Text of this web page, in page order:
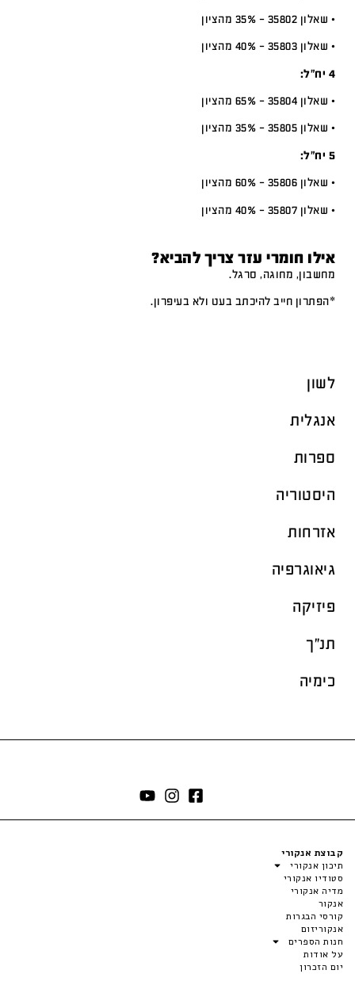
• שאלון 35802 – 35% מהציון
• שאלון 35803 – 40% מהציון
4 יח”ל:
• שאלון 35804 – 65% מהציון
• שאלון 35805 – 35% מהציון
5 יח”ל:
• שאלון 35806 – 60% מהציון
• שאלון 35807 – 40% מהציון
אילו חומרי עזר צריך להביא?
מחשבון, מחוגה, סרגל.
*הפתרון חייב להיכתב בעט ולא בעיפרון.
לשון
אנגלית
ספרות
היסטוריה
אזרחות
גיאוגרפיה
פיזיקה
תנ"ך
כימיה
קבוצת אנקורי
תיכון אנקורי
סטודיו אנקורי
מדיה אנקורי
אנקור
קורסי הבגרות
אנקוריזום
חנות הספרים
על אודות
יום הזכרון